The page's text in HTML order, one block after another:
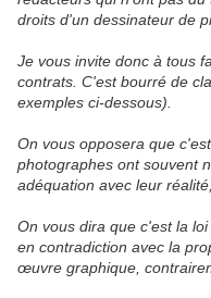
droits d'un dessinateur de
Je vous invite donc à tous
contrats. C'est bourré de
exemples ci-dessous).
On vous opposera que
photographes ont souvent
adéquation avec leur
On vous dira que c'est la
en contradiction avec la
œuvre graphique,